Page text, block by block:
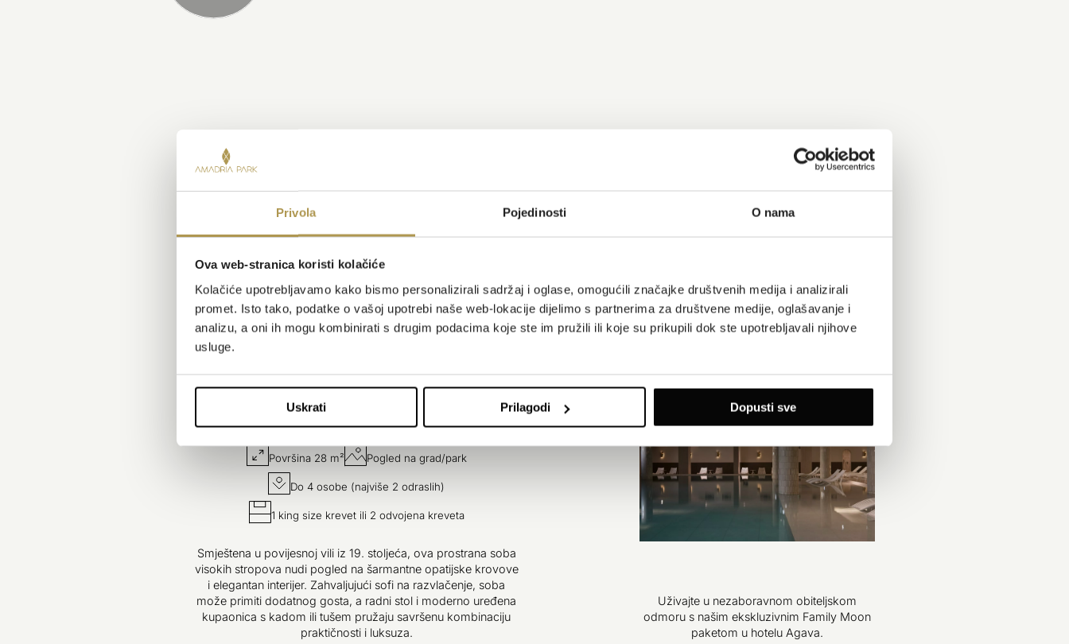
Privola Pojedinosti O nama
Ova web-stranica koristi kolačiće
Kolačiće upotrebljavamo kako bismo personalizirali sadržaj i oglase, omogućili značajke društvenih medija i analizirali
promet. Isto tako, podatke o vašoj upotrebi naše web-lokacije dijelimo s partnerima za društvene medije, oglašavanje i
analizu, a oni ih mogu kombinirati s drugim podacima koje ste im pružili ili koje su prikupili dok ste upotrebljavali njihove
usluge.
Uskrati Prilagodi Dopusti sve
Površina 28 m² Pogled na grad/park
Do 4 osobe (najviše 2 odraslih)
1 king size krevet ili 2 odvojena kreveta
Smještena u povijesnoj vili iz 19. stoljeća, ova prostrana soba
visokih stropova nudi pogled na šarmantne opatijske krovove
i elegantan interijer. Zahvaljujući sofi na razvlačenje, soba
može primiti dodatnog gosta, a radni stol i moderno uređena
kupaonica s kadom ili tušem pružaju savršenu kombinaciju
praktičnosti i luksuza.
Uživajte u nezaboravnom obiteljskom
odmoru s našim ekskluzivnim Family Moon
paketom u hotelu Agava.